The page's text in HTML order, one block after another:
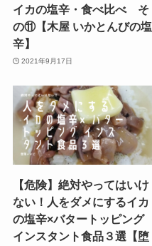
イカの塩辛・食べ比べ そ
の⑪【木屋 いかとんびの塩
辛】
2021年9月17日
【危険】絶対やってはいけ
ない！人をダメにするイカ
の塩辛×バタートッピング
インスタント食品３選【堕